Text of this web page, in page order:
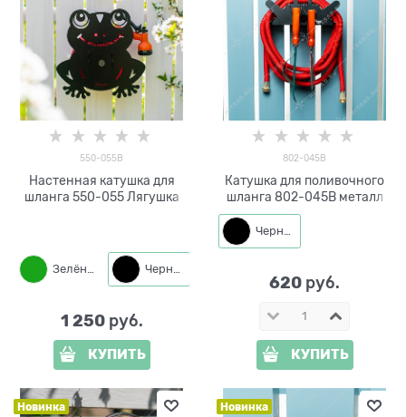
550-055B
Настенная катушка для
шланга 550-055 Лягушка
Зелёный Черный
1 250 руб.
КУПИТЬ
802-045B
Катушка для поливочного
шланга 802-045B металл
Черный
620 руб.
КУПИТЬ
Новинка Новинка